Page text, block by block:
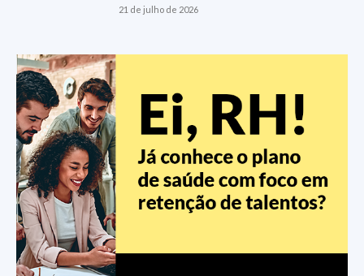
21 de julho de 2026